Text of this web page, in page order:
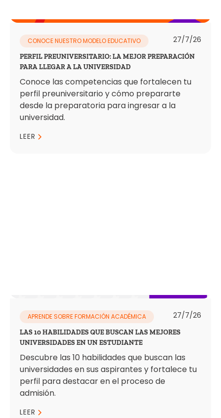
CONOCE NUESTRO MODELO EDUCATIVO 27/7/26
PERFIL PREUNIVERSITARIO: LA MEJOR PREPARACIÓN
PARA LLEGAR A LA UNIVERSIDAD
Conoce las competencias que fortalecen tu
perfil preuniversitario y cómo prepararte
desde la preparatoria para ingresar a la
universidad.
LEER
APRENDE SOBRE FORMACIÓN ACADÉMICA 27/7/26
LAS 10 HABILIDADES QUE BUSCAN LAS MEJORES
UNIVERSIDADES EN UN ESTUDIANTE
Descubre las 10 habilidades que buscan las
universidades en sus aspirantes y fortalece tu
perfil para destacar en el proceso de
admisión.
LEER